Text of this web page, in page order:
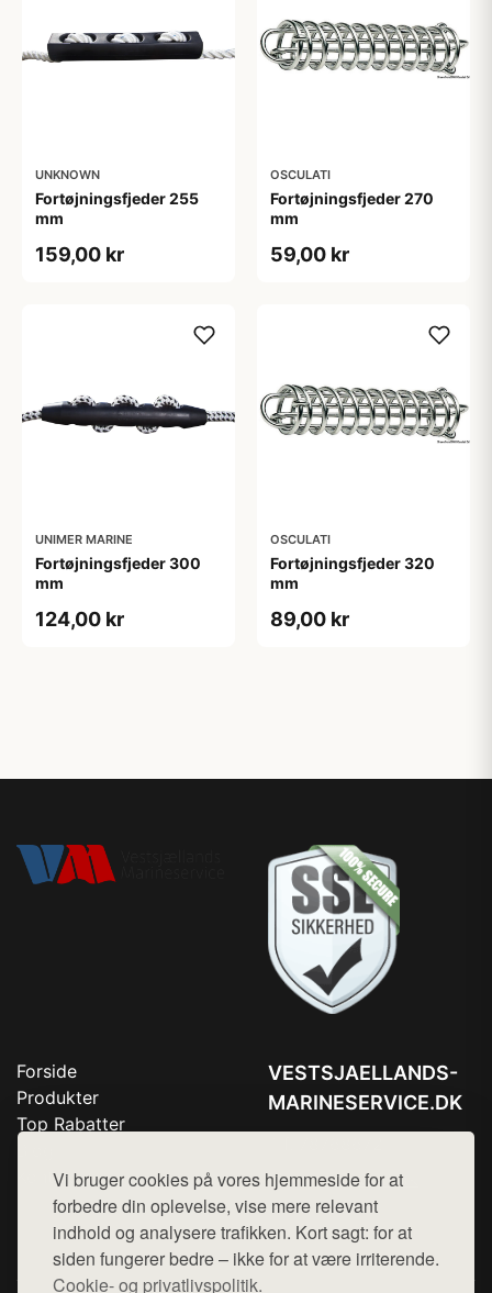
Vi bruger cookies på vores hjemmeside for at
forbedre din oplevelse, vise mere relevant
indhold og analysere trafikken. Kort sagt: for at
siden fungerer bedre – ikke for at være irriterende.
Cookie- og privatlivspolitik.
UNKNOWN
Fortøjningsfjeder 255
mm
159,00 kr
OSCULATI
Fortøjningsfjeder 270
mm
59,00 kr
UNIMER MARINE
Fortøjningsfjeder 300
mm
124,00 kr
OSCULATI
Fortøjningsfjeder 320
mm
89,00 kr
Forside
Produkter
Top Rabatter
Kontakt
VESTSJAELLANDS-
MARINESERVICE.DK
Mail:hej@want.dk
Cookie- og privatlivspolitik